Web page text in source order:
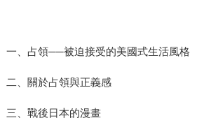
一、占領──被迫接受的美國式生活風格
二、關於占領與正義感
三、戰後日本的漫畫